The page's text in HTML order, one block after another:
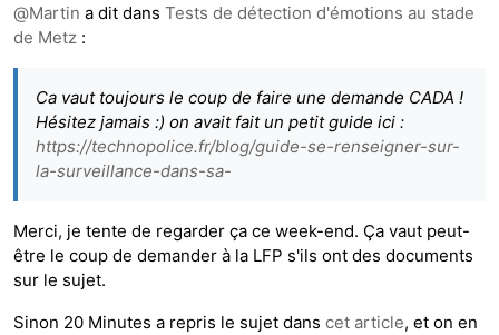
@Martin a dit dans Tests de détection d'émotions au stade
de Metz :
Ca vaut toujours le coup de faire une demande CADA !
Hésitez jamais :) on avait fait un petit guide ici :
https://technopolice.fr/blog/guide-se-renseigner-sur-
la-surveillance-dans-sa-
Merci, je tente de regarder ça ce week-end. Ça vaut peut-
être le coup de demander à la LFP s'ils ont des documents
sur le sujet.
Sinon 20 Minutes a repris le sujet dans cet article, et on en